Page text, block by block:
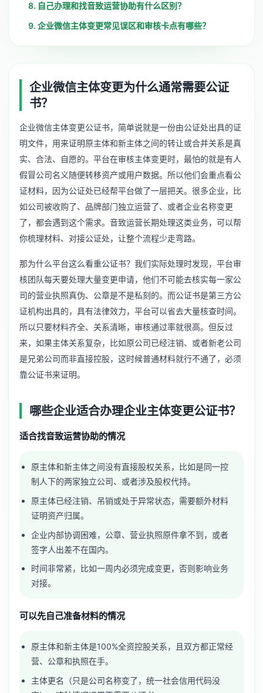
8. 自己办理和找音致运营协助有什么区别？
9. 企业微信主体变更常见误区和审核卡点有哪些？
企业微信主体变更为什么通常需要公证
书？
企业微信主体变更公证书，简单说就是一份由公证处出具的证
明文件，用来证明原主体和新主体之间的转让或合并关系是真
实、合法、自愿的。平台在审核主体变更时，最怕的就是有人
假冒公司名义随便转移资产或用户数据。所以他们会重点看公
证材料，因为公证处已经帮平台做了一层把关。很多企业，比
如公司被收购了、品牌部门独立运营了、或者企业名称变更
了，都会遇到这个需求。音致运营长期处理这类业务，可以帮
你梳理材料、对接公证处，让整个流程少走弯路。
那为什么平台这么看重公证书？我们实际处理时发现，平台审
核团队每天要处理大量变更申请，他们不可能去核实每一家公
司的营业执照真伪、公章是不是私刻的。而公证书是第三方公
证机构出具的，具有法律效力，平台可以省去大量核查时间。
所以只要材料齐全、关系清晰，审核通过率就很高。但反过
来，如果主体关系复杂，比如原公司已经注销、或者新老公司
是兄弟公司而非直接控股，这时候普通材料就行不通了，必须
靠公证书来证明。
哪些企业适合办理企业主体变更公证书？
适合找音致运营协助的情况
原主体和新主体之间没有直接股权关系，比如是同一控
制人下的两家独立公司、或者涉及股权代持。
原主体已经注销、吊销或处于异常状态，需要额外材料
证明资产归属。
企业内部协调困难，公章、营业执照原件拿不到，或者
签字人出差不在国内。
时间非常紧，比如一周内必须完成变更，否则影响业务
对接。
可以先自己准备材料的情况
原主体和新主体是100%全资控股关系，且双方都正常经
营、公章和执照在手。
主体更名（只是公司名称变了，统一社会信用代码没